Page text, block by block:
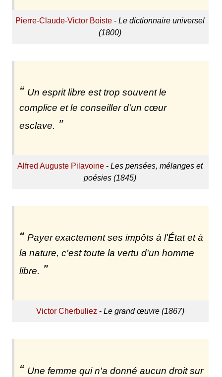
Pierre-Claude-Victor Boiste -Le dictionnaire universel
(1800)
Un esprit libre est trop souvent le
complice et le conseiller d'un cœur
esclave.
Alfred Auguste Pilavoine -Les pensées, mélanges et
poésies (1845)
Payer exactement ses impôts à l'État et à
la nature, c'est toute la vertu d'un homme
libre.
Victor Cherbuliez - Le grand œuvre (1867)
Une femme qui n'a donné aucun droit sur